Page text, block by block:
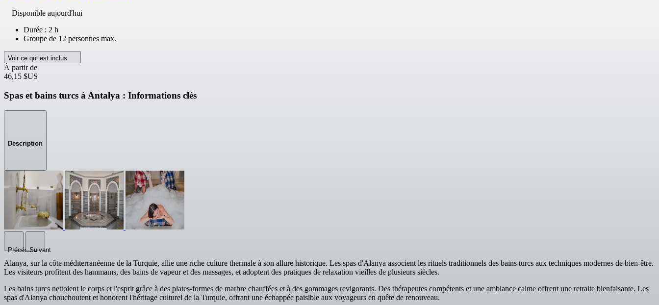
Disponible aujourd'hui
Durée : 2 h
Groupe de 12 personnes max.
Voir ce qui est inclus
À partir de
46,15 $US
Spas et bains turcs à Antalya : Informations clés
Description
PrécédentSuivant
Alanya, sur la côte méditerranéenne de la Turquie, allie une riche culture thermale à son allure historique. Les spas d'Alanya associent les rituels traditionnels des bains turcs aux techniques modernes de bien-être.
Les visiteurs profitent des hammams, des bains de vapeur et des massages, et adoptent des pratiques de relaxation vieilles de plusieurs siècles.
Les bains turcs nettoient le corps et l'esprit grâce à des plates-formes de marbre chauffées et à des gommages revigorants. Des thérapeutes compétents et une ambiance calme offrent une retraite bienfaisante. Les
spas d'Alanya chouchoutent et honorent l'héritage culturel de la Turquie, offrant une échappée paisible aux voyageurs en quête de renouveau.